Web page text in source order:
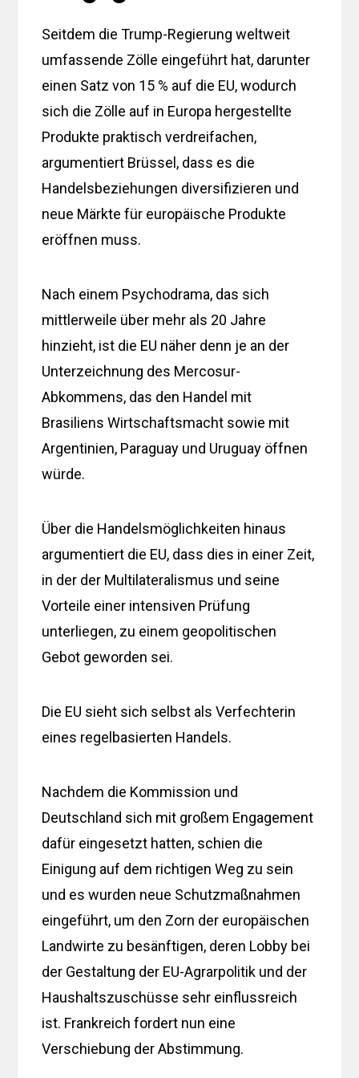
Seitdem die Trump-Regierung weltweit
umfassende Zölle eingeführt hat, darunter
einen Satz von 15 % auf die EU, wodurch
sich die Zölle auf in Europa hergestellte
Produkte praktisch verdreifachen,
argumentiert Brüssel, dass es die
Handelsbeziehungen diversifizieren und
neue Märkte für europäische Produkte
eröffnen muss.
Nach einem Psychodrama, das sich
mittlerweile über mehr als 20 Jahre
hinzieht, ist die EU näher denn je an der
Unterzeichnung des Mercosur-
Abkommens, das den Handel mit
Brasiliens Wirtschaftsmacht sowie mit
Argentinien, Paraguay und Uruguay öffnen
würde.
Über die Handelsmöglichkeiten hinaus
argumentiert die EU, dass dies in einer Zeit,
in der der Multilateralismus und seine
Vorteile einer intensiven Prüfung
unterliegen, zu einem geopolitischen
Gebot geworden sei.
Die EU sieht sich selbst als Verfechterin
eines regelbasierten Handels.
Nachdem die Kommission und
Deutschland sich mit großem Engagement
dafür eingesetzt hatten, schien die
Einigung auf dem richtigen Weg zu sein
und es wurden neue Schutzmaßnahmen
eingeführt, um den Zorn der europäischen
Landwirte zu besänftigen, deren Lobby bei
der Gestaltung der EU-Agrarpolitik und der
Haushaltszuschüsse sehr einflussreich
ist. Frankreich fordert nun eine
Verschiebung der Abstimmung.